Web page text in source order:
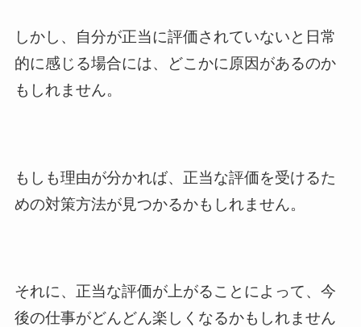
しかし、自分が正当に評価されていないと日常
的に感じる場合には、どこかに原因があるのか
もしれません。
もしも理由が分かれば、正当な評価を受けるた
めの対策方法が見つかるかもしれません。
それに、正当な評価が上がることによって、今
後の仕事がどんどん楽しくなるかもしれません